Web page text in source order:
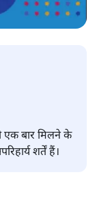
एक बार मिलने के
शर्तें हैं।